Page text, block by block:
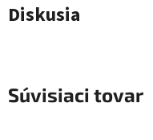
Diskusia
Súvisiaci tovar